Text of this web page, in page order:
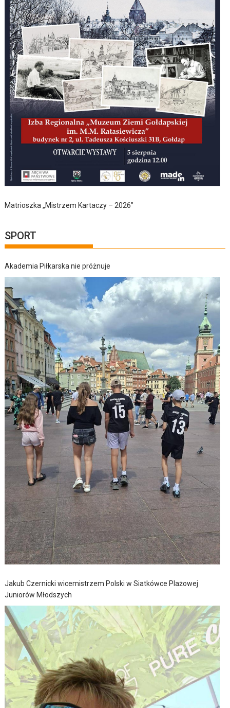
Matrioszka „Mistrzem Kartaczy – 2026”
SPORT
Akademia Piłkarska nie próżnuje
Jakub Czernicki wicemistrzem Polski w Siatkówce Plażowej
Juniorów Młodszych